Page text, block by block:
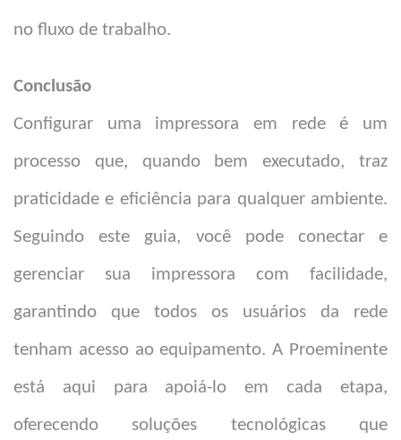
no fluxo de trabalho.
Conclusão
Configurar uma impressora em rede é um
processo que, quando bem executado, traz
praticidade e eficiência para qualquer ambiente.
Seguindo este guia, você pode conectar e
gerenciar sua impressora com facilidade,
garantindo que todos os usuários da rede
tenham acesso ao equipamento. A Proeminente
está aqui para apoiá-lo em cada etapa,
oferecendo soluções tecnológicas que